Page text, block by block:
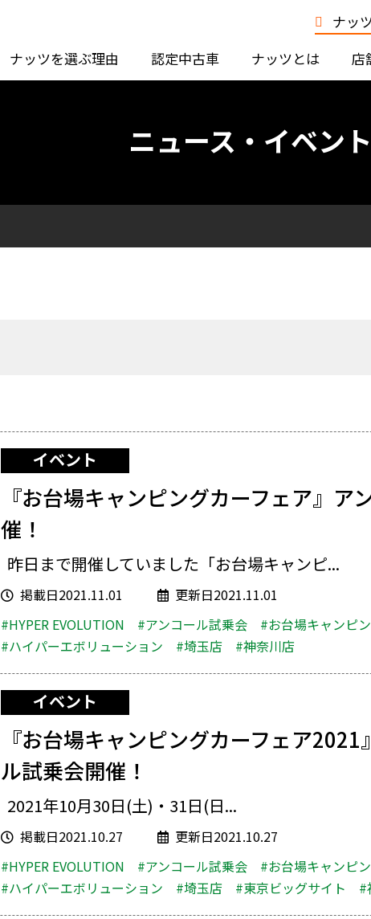
ナッツを選ぶ理由 認定中古車 ナッツとは 店
ナッ
ニュース・イベント
イベント
『お台場キャンピングカーフェア』ア
催！
昨日まで開催していました「お台場キャンピ...
掲載日2021.11.01
更新日2021.11.01
#HYPER EVOLUTION
#アンコール試乗会
#お台場キャンピ
#ハイパーエボリューション
#埼玉店 #神奈川店
イベント
『お台場キャンピングカーフェア
ル試乗会開催！
2021年10月30日(土)・31日(日...
掲載日2021.10.27
更新日2021.10.27
#HYPER EVOLUTION
#アンコール試乗会
#お台場キャンピ
#ハイパーエボリューション
#埼玉店 #東京ビッグサイト #